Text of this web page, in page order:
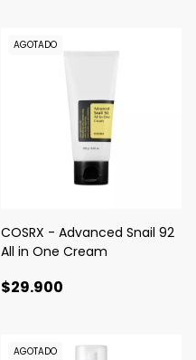
AGOTADO
COSRX - Advanced Snail 92
All in One Cream
$29.900
AGOTADO